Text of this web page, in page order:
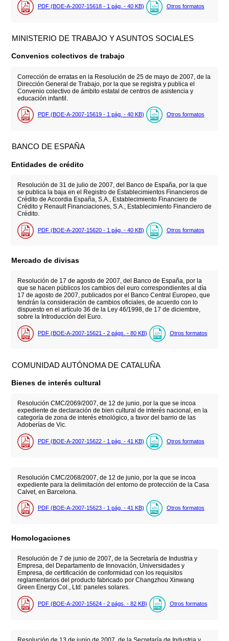
PDF (BOE-A-2007-15618 - 1 pág. - 40 KB) Otros formatos
MINISTERIO DE TRABAJO Y ASUNTOS SOCIALES
Convenios colectivos de trabajo
Corrección de erratas en la Resolución de 25 de mayo de 2007, de la
Dirección General de Trabajo, por la que se registra y publica el
Convenio colectivo de ámbito estatal de centros de asistencia y
educación infantil.
PDF (BOE-A-2007-15619 - 1 pág. - 40 KB) Otros formatos
BANCO DE ESPAÑA
Entidades de crédito
Resolución de 31 de julio de 2007, del Banco de España, por la que
se publica la baja en el Registro de Establecimientos Financieros de
Crédito de Accordia España, S.A., Establecimiento Financiero de
Crédito y Renault Financiaciones, S.A., Establecimiento Financiero de
Crédito.
PDF (BOE-A-2007-15620 - 1 pág. - 40 KB) Otros formatos
Mercado de divisas
Resolución de 17 de agosto de 2007, del Banco de España, por la
que se hacen públicos los cambios del euro correspondientes al día
17 de agosto de 2007, publicados por el Banco Central Europeo, que
tendrán la consideración de cambios oficiales, de acuerdo con lo
dispuesto en el artículo 36 de la Ley 46/1998, de 17 de diciembre,
sobre la Introducción del Euro.
PDF (BOE-A-2007-15621 - 2 págs. - 80 KB) Otros formatos
COMUNIDAD AUTÓNOMA DE CATALUÑA
Bienes de interés cultural
Resolución CMC/2069/2007, de 12 de junio, por la que se incoa
expediente de declaración de bien cultural de interés nacional, en la
categoría de zona de interés etnológico, a favor del barrio de las
Adoberías de Vic.
PDF (BOE-A-2007-15622 - 1 pág. - 41 KB) Otros formatos
Resolución CMC/2068/2007, de 12 de junio, por la que se incoa
expediente para la delimitación del entorno de protección de la Casa
Calvet, en Barcelona.
PDF (BOE-A-2007-15623 - 1 pág. - 41 KB) Otros formatos
Homologaciones
Resolución de 7 de junio de 2007, de la Secretaría de Industria y
Empresa, del Departamento de Innovación, Universidades y
Empresa, de certificación de conformidad con los requisitos
reglamentarios del producto fabricado por Changzhou Xinwang
Green Energy Col., Ltd: paneles solares.
PDF (BOE-A-2007-15624 - 2 págs. - 82 KB) Otros formatos